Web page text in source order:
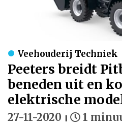
Veehouderij Techniek
Peeters breidt
beneden uit en
elektrische
27-11-2020 1